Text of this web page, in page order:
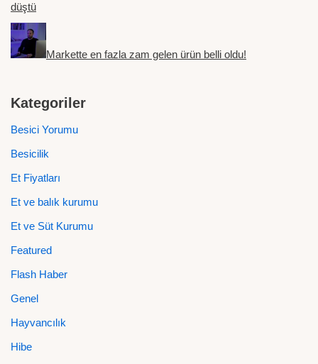
düştü
Markette en fazla zam gelen ürün belli oldu!
Kategoriler
Besici Yorumu
Besicilik
Et Fiyatları
Et ve balık kurumu
Et ve Süt Kurumu
Featured
Flash Haber
Genel
Hayvancılık
Hibe